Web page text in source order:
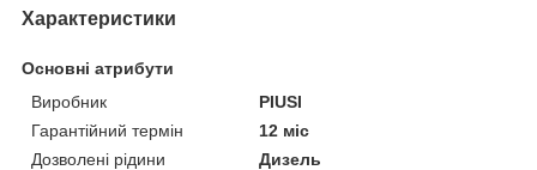
Характеристики
Основні атрибути
Виробник
PIUSI
Гарантійний термін
12 міс
Дозволені рідини
Дизель